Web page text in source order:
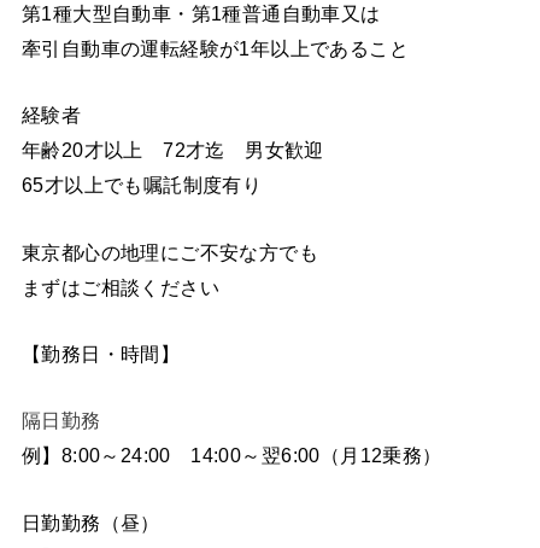
第1種大型自動車・第1種普通自動車又は
牽引自動車の運転経験が1年以上であること
経験者
年齢20才以上 72才迄 男女歓迎
65才以上でも嘱託制度有り
東京都心の地理にご不安な方でも
まずはご相談ください
【勤務日・時間】
隔日勤務
例】8:00～24:00 14:00～翌6:00（月12乗務）
日勤勤務（昼）